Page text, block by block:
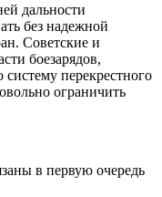
дальности
без надежной
Советские и
боезарядов,
перекрестного
ограничить
в первую очередь